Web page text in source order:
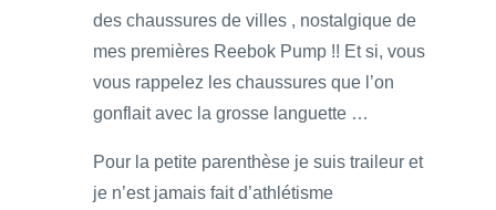
des chaussures de villes , nostalgique de
mes premières Reebok Pump !! Et si, vous
vous rappelez les chaussures que l’on
gonflait avec la grosse languette …
Pour la petite parenthèse je suis traileur et
je n’est jamais fait d’athlétisme